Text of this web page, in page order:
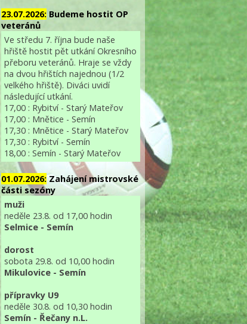
23.07.2026: Budeme hostit OP
veteránů
Ve středu 7. října bude naše
hřiště hostit pět utkání Okresního
přeboru veteránů. Hraje se vždy
na dvou hřištích najednou (1/2
velkého hřiště). Diváci uvidí
následující utkání.
17,00 : Rybitví - Starý Mateřov
17,00 : Mnětice - Semín
17,30 : Mnětice - Starý Mateřov
17,30 : Rybitví - Semín
18,00 : Semín - Starý Mateřov
01.07.2026: Zahájení mistrovské
části sezóny
muži
neděle 23.8. od 17,00 hodin
Selmice - Semín
dorost
sobota 29.8. od 10,00 hodin
Mikulovice - Semín
přípravky U9
neděle 30.8. od 10,30 hodin
Semín - Řečany n.L.